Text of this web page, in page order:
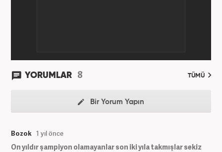
YORUMLAR 8 TÜMÜ
Bir Yorum Yapın
Bozok 1 yıl önce
On yıldır şampiyon olamayanlar son iki yıla takmışlar sekiz